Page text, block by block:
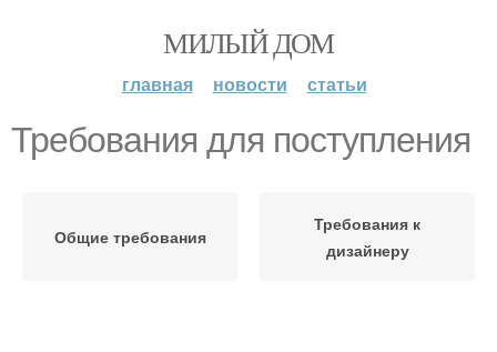
МИЛЫЙ ДОМ
главная новости статьи
Требования для поступления
Общие требования
Требования к
дизайнеру